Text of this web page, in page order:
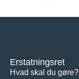
Erstatningsret
Hvad skal du gøre?